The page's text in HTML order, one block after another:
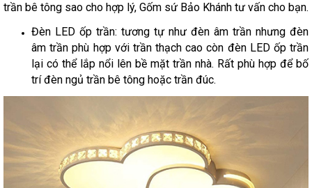
trần bê tông sao cho hợp lý, Gốm sứ Bảo Khánh tư vấn cho bạn.
Đèn LED ốp trần: tương tự như đèn âm trần nhưng đèn
âm trần phù hợp với trần thạch cao còn đèn LED ốp trần
lại có thể lắp nổi lên bề mặt trần nhà. Rất phù hợp để bố
trí đèn ngủ trần bê tông hoặc trần đúc.